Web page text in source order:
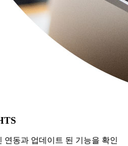
연동과 업데이트 된 기능을 확인